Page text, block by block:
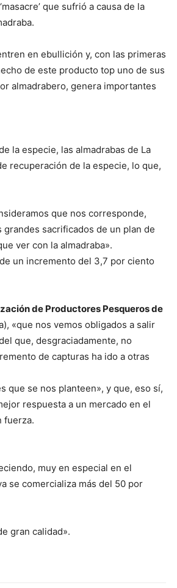
que sufrió a causa de la
en ebullición y, con las primeras
de este producto top uno de sus
almadrabero, genera importantes
la especie, las almadrabas de La
recuperación de la especie, lo que,
que nos corresponde,
sacrificados de un plan de
ver con la almadraba».
un incremento del 3,7 por ciento
de Productores Pesqueros de
«que nos vemos obligados a salir
que, desgraciadamente, no
de capturas ha ido a otras
que se nos planteen», y que, eso sí,
respuesta a un mercado en el
fuerza.
muy en especial en el
se comercializa más del 50 por
gran calidad».